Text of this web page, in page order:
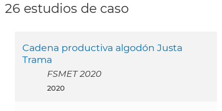
26 estudios de caso
Cadena productiva algodón Justa
Trama
FSMET 2020
2020